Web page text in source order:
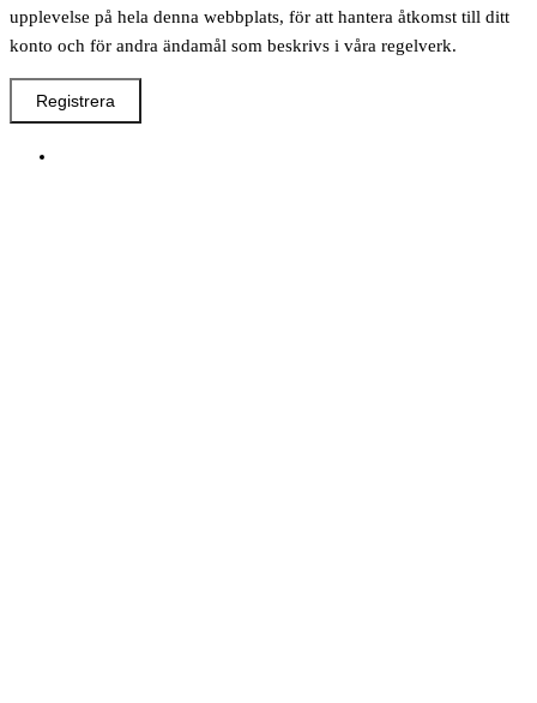
upplevelse på hela denna webbplats, för att hantera åtkomst till ditt
konto och för andra ändamål som beskrivs i våra regelverk.
Registrera